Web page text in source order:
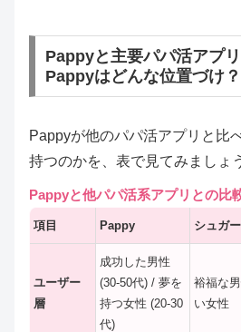
Pappyと主要パパ活アプリ
Pappyはどんな位置づけ？
Pappyが他のパパ活アプリと比
持つのかを、表で見てみましょ
Pappyと他パパ活系アプリとの比
項目 Pappy シュガ
ユーザー
層
成功した男性
(30-50代) / 夢を
持つ女性 (20-30
代)
裕福な
い女性